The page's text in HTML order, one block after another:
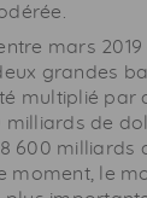
mars 2019
grandes
multiplié par
milliards de
600 milliards
moment, le